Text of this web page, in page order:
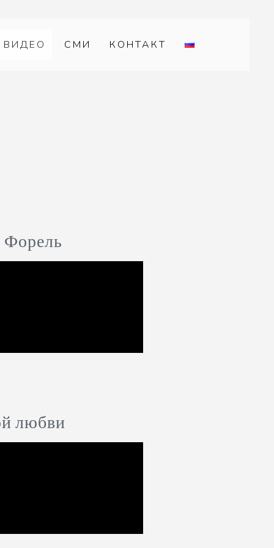
ВИДЕО СМИ КОНТАКТ
любви